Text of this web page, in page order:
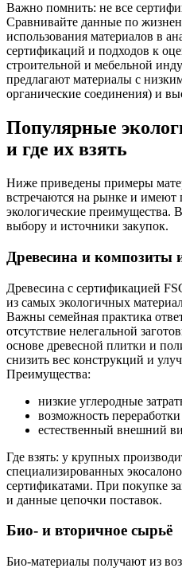
Важно помнить: не все
Сравнивайте данные по
использования материалов в
сертификаций и подходов к
строительной и мебельной
предлагают материалы с
органические соединения) и
Популярные
и где их взять
Ниже приведены примеры
встречаются на рынке и имеют
экологические преимущества.
выбору и источники закупок.
Древесина и композиты
Древесина с сертификацией
из самых экологичных
Важны семейная практика
отсутствие нелегальной
основе древесной плитки и
снизить вес конструкций и
Преимущества:
низкие углеродные
возможность
естественный внешний
Где взять: у крупных
специализированных
сертификатами. При покупке
и данные цепочки поставок.
Био- и вторичное сырьё
Био-материалы получают из